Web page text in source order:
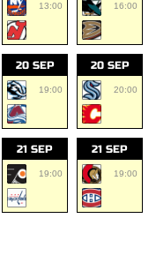
13:00 16:00
20 SEP
19:00
20 SEP
20:00
21 SEP
19:00
21 SEP
19:00